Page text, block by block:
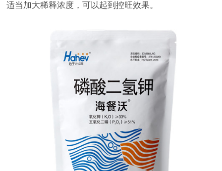
适当加大稀释浓度，可以起到控旺效果。